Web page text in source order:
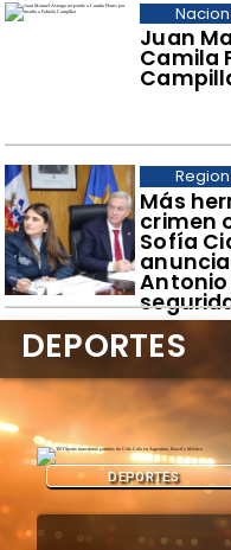
Juan
Camila
​Más
crimen
Sofía
DEPORTES
DEPORTES